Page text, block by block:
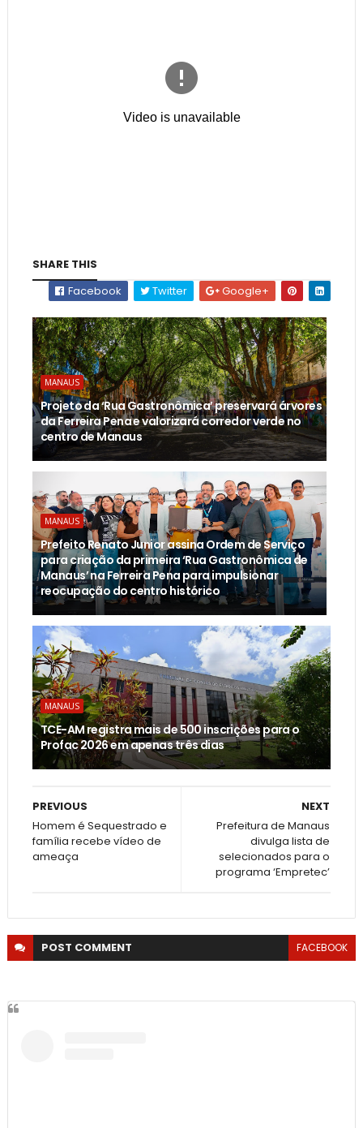
SHARE THIS
Facebook
Twitter Google+
MANAUS
Projeto da ‘Rua Gastronômica’ preservará árvores
da Ferreira Pena e valorizará corredor verde no
centro de Manaus
MANAUS
Prefeito Renato Junior assina Ordem de Serviço
para criação da primeira ‘Rua Gastronômica de
Manaus’ na Ferreira Pena para impulsionar
reocupação do centro histórico
MANAUS
TCE-AM registra mais de 500 inscrições para o
Profac 2026 em apenas três dias
NEXT
Prefeitura de Manaus
divulga lista de
selecionados para o
programa ‘Empretec’
PREVIOUS
Homem é Sequestrado e
família recebe vídeo de
ameaça
POST COMMENT FACEBOOK